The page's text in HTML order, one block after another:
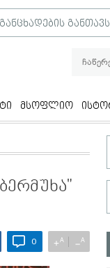
განცხადების
მსოფლიო
0 +A −A